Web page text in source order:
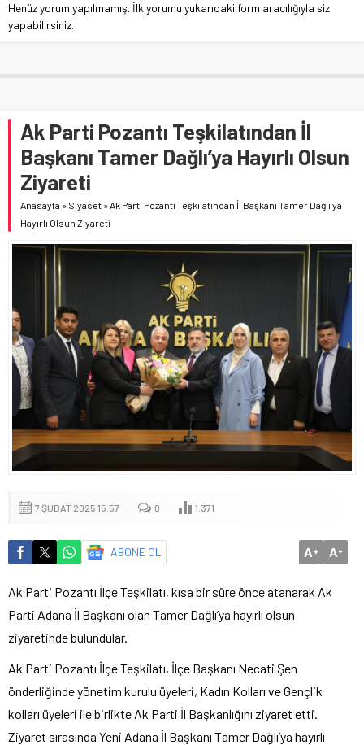
Henüz yorum yapılmamış. İlk yorumu yukarıdaki form aracılığıyla siz
yapabilirsiniz.
Ak Parti Pozantı Teşkilatından İl
Başkanı Tamer Dağlı’ya Hayırlı Olsun
Ziyareti
Anasayfa » Siyaset »Ak Parti Pozantı Teşkilatından İl Başkanı Tamer Dağlı’ya
Hayırlı Olsun Ziyareti
7 ŞUBAT 2025 15:57 0 1.371
ABONE OL A+ A-
Ak Parti Pozantı İlçe Teşkilatı, kısa bir süre önce atanarak Ak
Parti Adana İl Başkanı olan Tamer Dağlı’ya hayırlı olsun
ziyaretinde bulundular.
Ak Parti Pozantı İlçe Teşkilatı, İlçe Başkanı Necati Şen
önderliğinde yönetim kurulu üyeleri, Kadın Kolları ve Gençlik
kolları üyeleri ile birlikte Ak Parti İl Başkanlığını ziyaret etti.
Ziyaret sırasında Yeni Adana İl Başkanı Tamer Dağlı’ya hayırlı